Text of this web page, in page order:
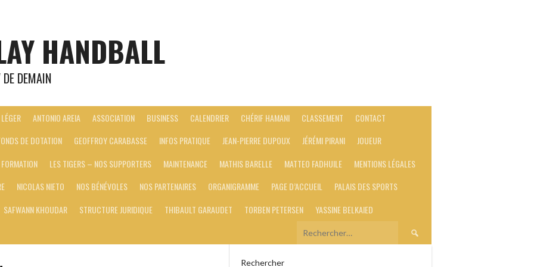
HANDBALL
DEMAIN
ANTONIO AREIA ASSOCIATION BUSINESS CALENDRIER CHÉRIF HAMANI CLASSEMENT
CONTACT
DE DOTATION GEOFFROY CARABASSE INFOS PRATIQUE JEAN-PIERRE DUPOUX JÉRÉMI PIRANI
JOUEUR
LES TIGERS – NOS SUPPORTERS MAINTENANCE MATHIS BARELLE MATTEO FADHUILE
MENTIONS LÉGALES
NICOLAS NIETO NOS BÉNÉVOLES NOS PARTENAIRES ORGANIGRAMME PAGE D’ACCUEIL
PALAIS DES SPORTS
SAFWANN KHOUDAR STRUCTURE JURIDIQUE THIBAULT GARAUDET TORBEN PETERSEN YASSINE BELKAIED
Rechercher :
Rechercher